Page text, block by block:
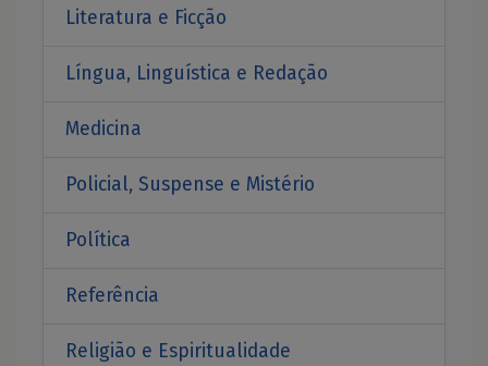
Literatura e Ficção
Língua, Linguística e Redação
Medicina
Policial, Suspense e Mistério
Política
Referência
Religião e Espiritualidade